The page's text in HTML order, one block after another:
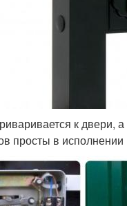
к двери,
просты в